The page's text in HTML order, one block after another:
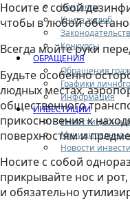
Контакты
Книга жалоб
Конкурсы
ОБРАЩЕНИЯ
Обращения
Графики
Информация
ИНВЕСТИЦИИ
Муниципально-
Новости
Носите с собой
чтобы в любой
Всегда мойте руки
Будьте особенно
людных местах,
общественного
прикосновения к
поверхностям и
Носите с собой
прикрывайте нос и
и обязательно